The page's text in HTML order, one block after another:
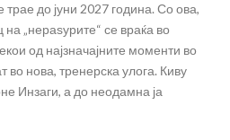
трае до јуни 2027 година. Со ова,
„нераѕурите“ се враќа во
од најзначајните моменти во
во нова, тренерска улога. Киву
Инзаги, а до неодамна ја